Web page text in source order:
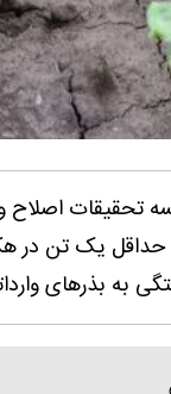
اصلاح و
حداقل یک تن در
به بذرهای